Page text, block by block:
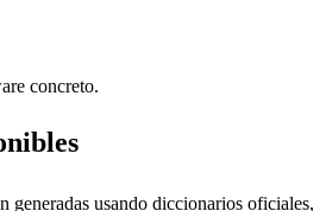
concreto.
generadas usando diccionarios oficiales,